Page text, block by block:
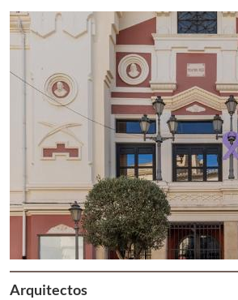
Arquitectos